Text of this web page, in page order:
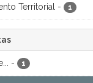
Territorial - 1
- 1